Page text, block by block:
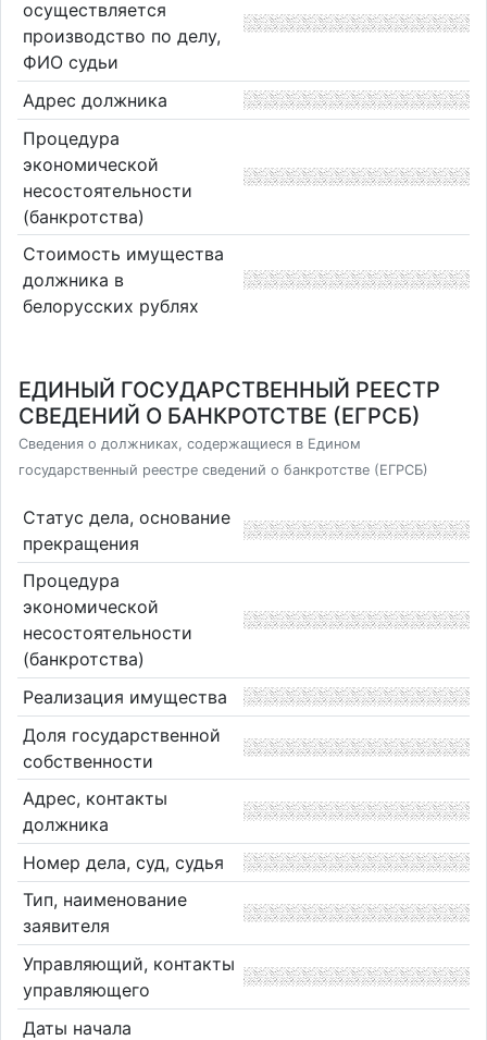
осуществляется
производство по делу,
ФИО судьи
Адрес должника
Процедура
экономической
несостоятельности
(банкротства)
Стоимость имущества
должника в
белорусских рублях
ЕДИНЫЙ ГОСУДАРСТВЕННЫЙ РЕЕСТР
СВЕДЕНИЙ О БАНКРОТСТВЕ (ЕГРСБ)
Сведения о должниках, содержащиеся в Едином
государственный реестре сведений о банкротстве (ЕГРСБ)
Статус дела, основание
прекращения
Процедура
экономической
несостоятельности
(банкротства)
Реализация имущества
Доля государственной
собственности
Адрес, контакты
должника
Номер дела, суд, судья
Тип, наименование
заявителя
Управляющий, контакты
управляющего
Даты начала